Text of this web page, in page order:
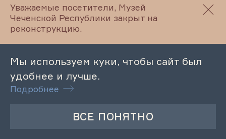
22.02.2024
Мероприятие «К подвигу
солдата сердцем прикоснись»
21.02.2024
Лекции «Ночь в горах – А.Л.
Уважаемые посетители, Музей
Чеченской Республики закрыт на
реконструкцию.
Мы используем куки, чтобы сайт был
удобнее и лучше.
Подробнее